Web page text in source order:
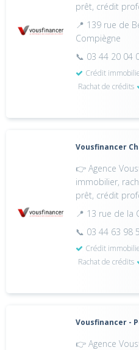
prêt, crédit
📍 139 rue de
Compiègne
📞 03 44 20 04
Crédit
Rachat de crédits
Vousfinancer
👉 Agence
immobilier,
prêt, crédit
📍 13 rue de la
📞 03 44 63 98
Crédit
Rachat de crédits
Vousfinancer -
👉 Agence